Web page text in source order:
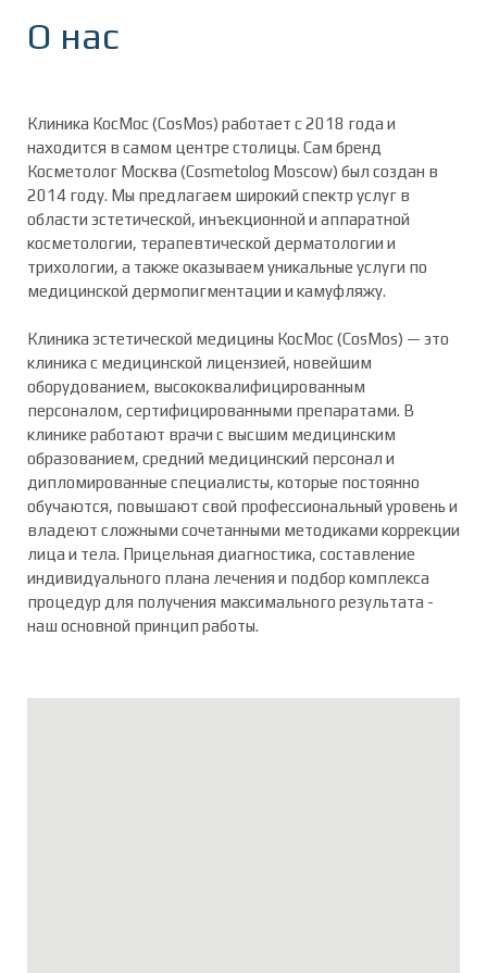
О нас
Клиника КосМос (CosMos) работает с 2018 года и
находится в самом центре столицы. Сам бренд
Косметолог Москва (Cosmetolog Moscow) был создан в
2014 году. Мы предлагаем широкий спектр услуг в
области эстетической, инъекционной и аппаратной
косметологии, терапевтической дерматологии и
трихологии, а также оказываем уникальные услуги по
медицинской дермопигментации и камуфляжу.
Клиника эстетической медицины КосМос (CosMos) — это
клиника с медицинской лицензией, новейшим
оборудованием, высококвалифицированным
персоналом, сертифицированными препаратами. В
клинике работают врачи с высшим медицинским
образованием, средний медицинский персонал и
дипломированные специалисты, которые постоянно
обучаются, повышают свой профессиональный уровень и
владеют сложными сочетанными методиками коррекции
лица и тела. Прицельная диагностика, составление
индивидуального плана лечения и подбор комплекса
процедур для получения максимального результата -
наш основной принцип работы.